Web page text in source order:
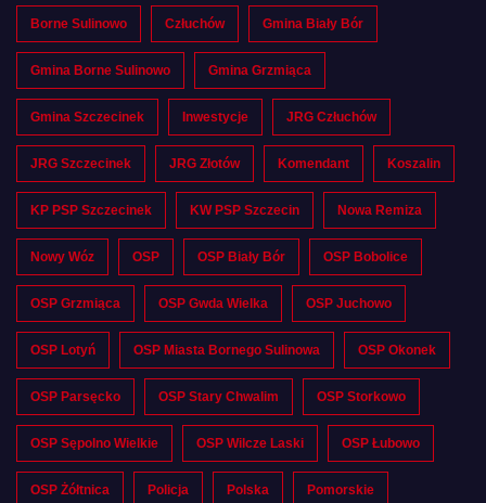
Borne Sulinowo Człuchów Gmina Biały Bór
Gmina Borne Sulinowo Gmina Grzmiąca
Gmina Szczecinek Inwestycje JRG Człuchów
JRG Szczecinek JRG Złotów Komendant Koszalin
KP PSP Szczecinek KW PSP Szczecin Nowa Remiza
Nowy Wóz OSP OSP Biały Bór OSP Bobolice
OSP Grzmiąca OSP Gwda Wielka OSP Juchowo
OSP Lotyń OSP Miasta Bornego Sulinowa OSP Okonek
OSP Parsęcko OSP Stary Chwalim OSP Storkowo
OSP Sępolno Wielkie OSP Wilcze Laski OSP Łubowo
OSP Żółtnica Policja Polska Pomorskie